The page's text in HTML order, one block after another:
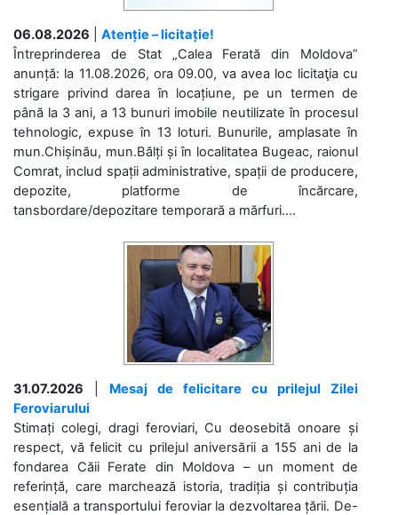
06.08.2026
Atenție – licitație!
Întreprinderea de Stat „Calea Ferată din Moldova”
anunță: la 11.08.2026, ora 09.00, va avea loc licitaţia cu
strigare privind darea în locațiune, pe un termen de
până la 3 ani, a 13 bunuri imobile neutilizate în procesul
tehnologic, expuse în 13 loturi. Bunurile, amplasate în
mun.Chișinău, mun.Bălți și în localitatea Bugeac, raionul
Comrat, includ spații administrative, spații de producere,
depozite, platforme de încărcare,
tansbordare/depozitare temporară a mărfuri....
31.07.2026
Mesaj de felicitare cu prilejul Zilei
Feroviarului
Stimați colegi, dragi feroviari, Cu deosebită onoare și
respect, vă felicit cu prilejul aniversării a 155 ani de la
fondarea Căii Ferate din Moldova – un moment de
referință, care marchează istoria, tradiția și contribuția
esențială a transportului feroviar la dezvoltarea țării. De-